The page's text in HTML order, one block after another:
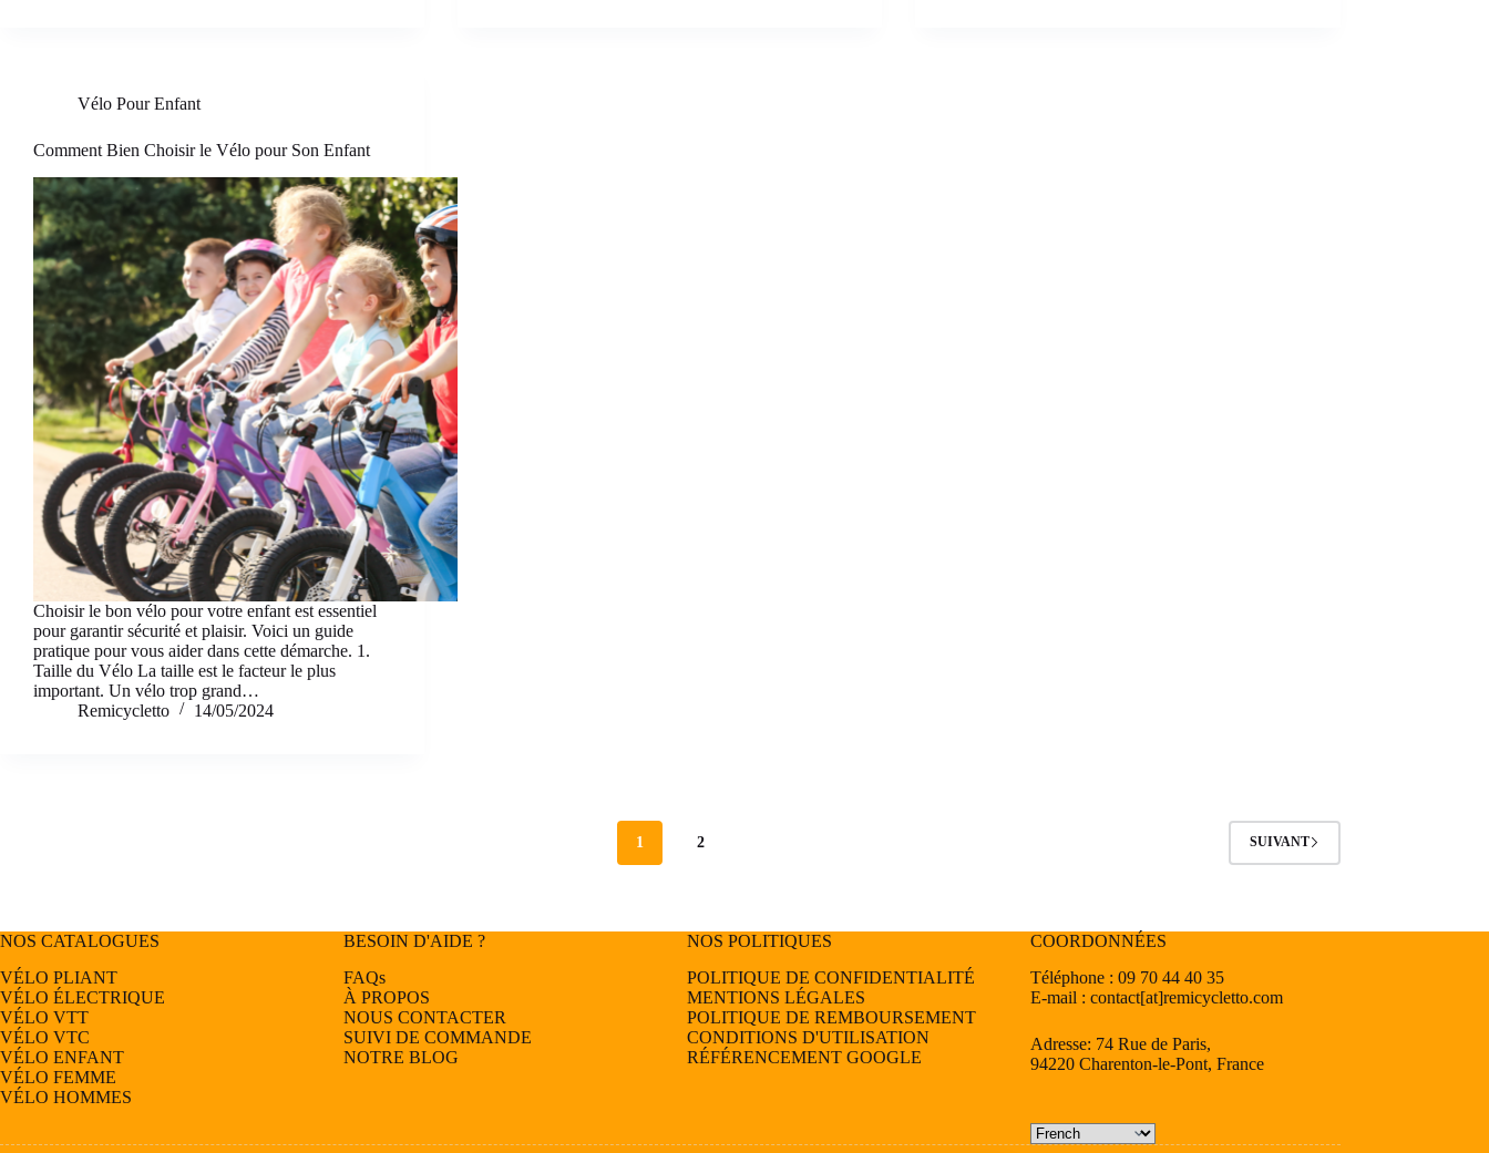
Vélo Pour Enfant
Comment Bien Choisir le Vélo pour Son Enfant
Choisir le bon vélo pour votre enfant est essentiel
pour garantir sécurité et plaisir. Voici un guide
pratique pour vous aider dans cette démarche. 1.
Taille du Vélo La taille est le facteur le plus
important. Un vélo trop grand…
Remicycletto
14/05/2024
1 2 SUIVANT
NOS CATALOGUES
VÉLO PLIANT
VÉLO ÉLECTRIQUE
VÉLO VTT
VÉLO VTC
VÉLO ENFANT
VÉLO FEMME
VÉLO HOMMES
BESOIN D'AIDE ?
FAQs
À PROPOS
NOUS CONTACTER
SUIVI DE COMMANDE
NOTRE BLOG
NOS POLITIQUES
POLITIQUE DE CONFIDENTIALITÉ
MENTIONS LÉGALES
POLITIQUE DE REMBOURSEMENT
CONDITIONS D'UTILISATION
RÉFÉRENCEMENT GOOGLE
COORDONNÉES
Téléphone : 09 70 44 40 35
E-mail : contact[at]remicycletto.com
Adresse: 74 Rue de Paris,
94220 Charenton-le-Pont, France